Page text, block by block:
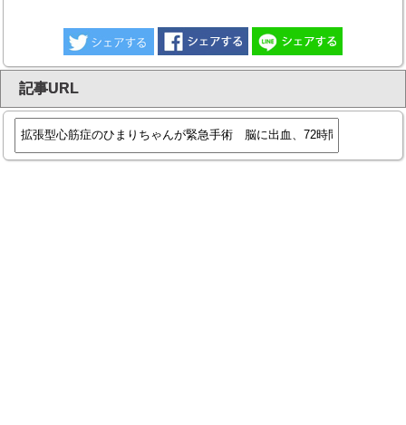
記事URL